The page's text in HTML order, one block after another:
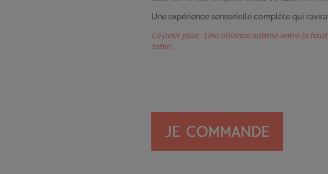
Une expérience sensorielle complète qui
Le petit plus : Une alliance subtile entre la
table.